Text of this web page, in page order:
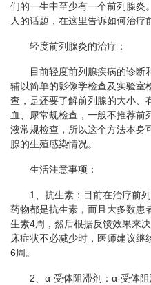
们的一生中至少有一个前列腺炎
人的话题，在这里告诉如何治疗
轻度前列腺炎的治疗：
目前轻度前列腺疾病的诊断
辅以简单的影像学检查及实验室
查，是还要了解前列腺的大小、
血、尿常规检查，一般不推荐
液常规检查，所以这个方法本身
腺的生殖感染情况。
生活注意事项：
1、抗生素：目前在治疗前
药物都是抗生素，而且大多数患
生素4周，然后根据反馈效果来
床症状不必减少时，医师建议继
6周。
2、α-受体阻滞剂：α-受体